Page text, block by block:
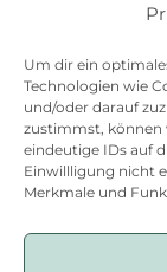
Um dir ein
Technologien wie
und/oder darauf
zustimmst, können
eindeutige IDs auf
Einwillligung nicht
Merkmale und